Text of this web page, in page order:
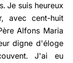
Je suis heureux
avec cent-huit
Alfons Maria
digne d'éloge
J'ai eu